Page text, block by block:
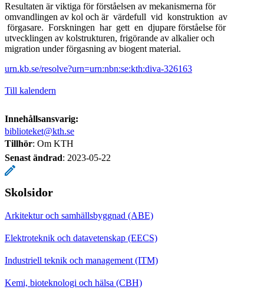
Resultaten är viktiga för förståelsen av mekanismerna för
omvandlingen av kol och är värdefull vid konstruktion av
förgasare. Forskningen har gett en djupare förståelse för
utvecklingen av kolstrukturen, frigörande av alkalier och
migration under förgasning av biogent material.
urn.kb.se/resolve?urn=urn:nbn:se:kth:diva-326163
Till kalendern
Innehållsansvarig:
biblioteket@kth.se
Tillhör: Om KTH
Senast ändrad: 2023-05-22
Skolsidor
Arkitektur och samhällsbyggnad (ABE)
Elektroteknik och datavetenskap (EECS)
Industriell teknik och management (ITM)
Kemi, bioteknologi och hälsa (CBH)